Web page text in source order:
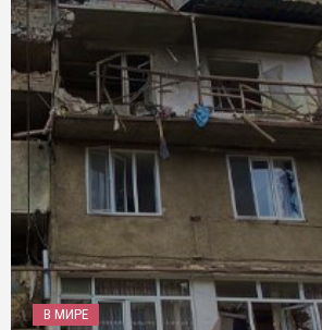
В МИРЕ